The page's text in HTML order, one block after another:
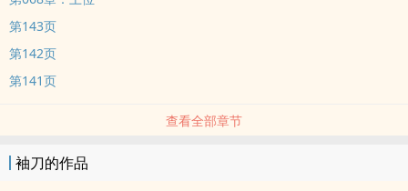
第143页
第142页
第141页
查看全部章节
袖刀的作品